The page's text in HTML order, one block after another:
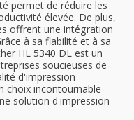
permet de réduire les
élevée. De plus,
offrent une intégration
à sa fiabilité et à sa
HL 5340 DL est un
soucieuses de
d'impression
choix incontournable
solution d'impression